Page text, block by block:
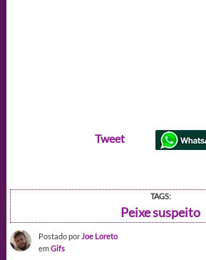
Tweet
TAGS:
Peixe suspeito
Postado por Joe Loreto
emGifs